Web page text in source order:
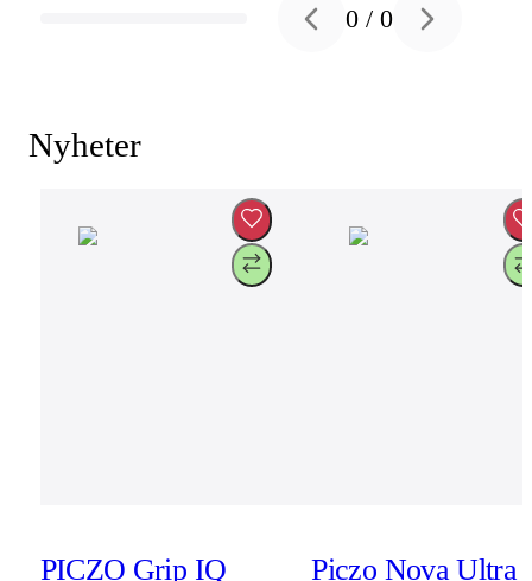
Previous slide
0 /0 Next slide
Nyheter
PICZO Grip IQ Piczo Nova Ultra